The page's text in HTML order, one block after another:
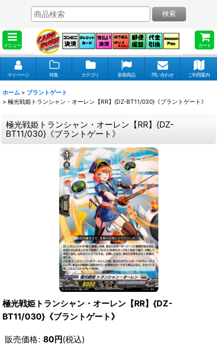
メニュー カート
検索
マイページ 特集 カテゴリ 新着商品 問い合わせ ご利用案内
ホーム > ブラントゲート
> 極光戦姫トランシャン・オーレン【RR】{DZ-BT11/030}《ブラントゲート》
極光戦姫トランシャン・オーレン【RR】{DZ-
BT11/030}《ブラントゲート》
極光戦姫トランシャン・オーレン【RR】{DZ-
BT11/030}《ブラントゲート》
販売価格: 80円(税込)